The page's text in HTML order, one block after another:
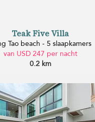
Teak Five Villa
Tao beach - 5 slaapkamers
van USD 247 per nacht
0.2 km